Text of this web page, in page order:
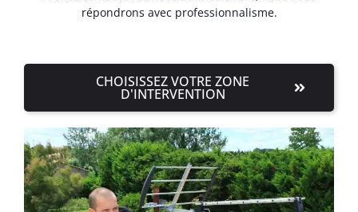
répondrons avec professionnalisme.
CHOISISSEZ VOTRE ZONE
D'INTERVENTION